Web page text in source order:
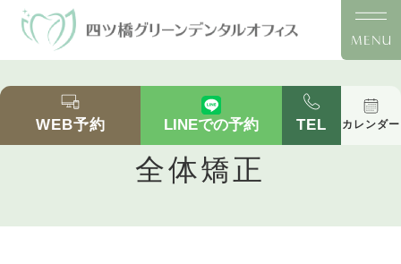
全体矯正｜四ツ橋の歯医者「四ツ橋グリーンデン
タルオフィス」｜四ツ橋駅徒歩2分
全体矯正
WEB予約 LINEでの予約 TEL カレンダー